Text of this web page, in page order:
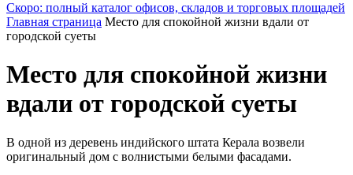
Скоро: полный каталог офисов, складов и торговых площадей
Главная страница Место для спокойной жизни вдали от
городской суеты
Место для спокойной жизни
вдали от городской суеты
В одной из деревень индийского штата Керала возвели
оригинальный дом с волнистыми белыми фасадами.